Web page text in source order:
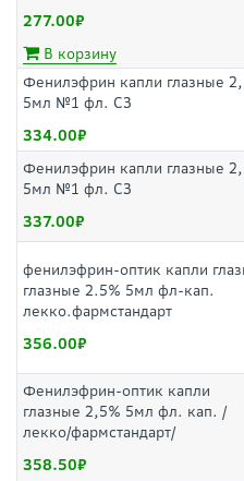
277.00
В корзину
Фенилэфрин капли глазные
5мл №1 фл. СЗ
334.00
Фенилэфрин капли глазные
5мл №1 фл. СЗ
337.00
фенилэфрин-оптик капли
глазные 2.5% 5мл фл-кап.
лекко.фармстандарт
356.00
Фенилэфрин-оптик капли
глазные 2,5% 5мл фл. кап. /
лекко/фармстандарт/
358.50